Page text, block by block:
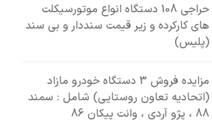
حراجی 108 دستگاه انواع موتورسیکلت
های کارکرده و زیر قیمت سنددار و بی سند
(پلیس)
مزایده فروش 3 دستگاه خودرو مازاد
(اتحادیه تعاون روستایی) شامل : سمند
88 ، پژو آردی ، وانت پیکان 86